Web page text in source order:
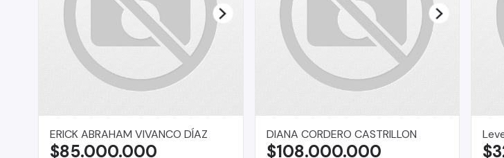
ERICK ABRAHAM VIVANCO DÍAZ
$85.000.000
DIANA CORDERO CASTRILLON
$108.000.000